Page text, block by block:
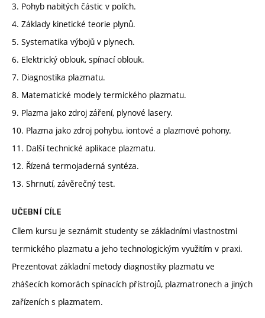
3. Pohyb nabitých částic v polích.
4. Základy kinetické teorie plynů.
5. Systematika výbojů v plynech.
6. Elektrický oblouk, spínací oblouk.
7. Diagnostika plazmatu.
8. Matematické modely termického plazmatu.
9. Plazma jako zdroj záření, plynové lasery.
10. Plazma jako zdroj pohybu, iontové a plazmové pohony.
11. Další technické aplikace plazmatu.
12. Řízená termojaderná syntéza.
13. Shrnutí, závěrečný test.
UČEBNÍ CÍLE
Cílem kursu je seznámit studenty se základními vlastnostmi
termického plazmatu a jeho technologickým využitím v praxi.
Prezentovat základní metody diagnostiky plazmatu ve
zhášecích komorách spínacích přístrojů, plazmatronech a jiných
zařízeních s plazmatem.